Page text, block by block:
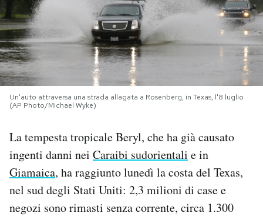
PODCAST
NEWSLETTER
I MIEI PREFERITI
CALENDARIO
AREA PERSONALE
Un'auto attraversa una strada allagata a Rosenberg, in Texas, l'8 luglio
(AP Photo/Michael Wyke)
La tempesta tropicale Beryl, che ha già causato
ingenti danni nei Caraibi sudorientali e in
Giamaica, ha raggiunto lunedì la costa del Texas,
nel sud degli Stati Uniti: 2,3 milioni di case e
negozi sono rimasti senza corrente, circa 1.300